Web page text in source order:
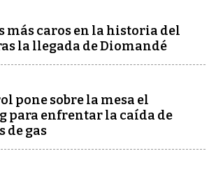
más caros en la historia del
la llegada de Diomandé
pone sobre la mesa el
para enfrentar la caída de
de gas